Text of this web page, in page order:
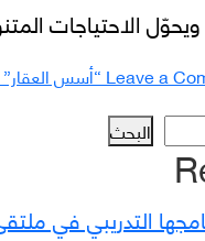
الاحتياجات
Leave a
البحث
التدريبي في